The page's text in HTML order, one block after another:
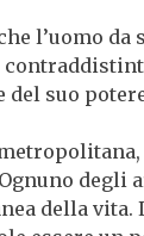
l’uomo
del suo
degli
della